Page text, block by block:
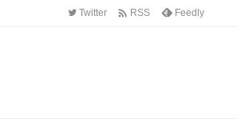
Twitter  RSS Feedly